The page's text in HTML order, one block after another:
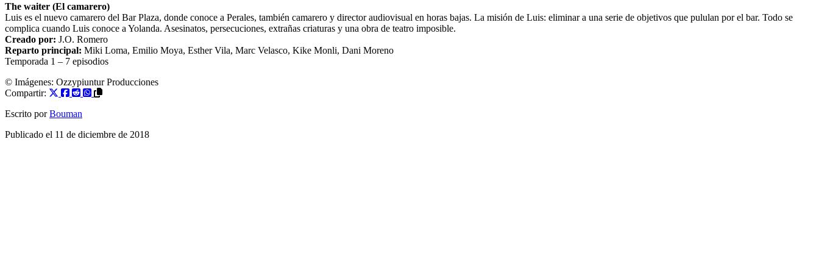
The waiter (El camarero)
Luis es el nuevo camarero del Bar Plaza, donde conoce a Perales, también camarero y director audiovisual en horas bajas. La misión de Luis: eliminar a una serie de objetivos que pululan por el bar. Todo se
complica cuando Luis conoce a Yolanda. Asesinatos, persecuciones, extrañas criaturas y una obra de teatro imposible.
Creado por: J.O. Romero
Reparto principal: Miki Loma, Emilio Moya, Esther Vila, Marc Velasco, Kike Monli, Dani Moreno
Temporada 1 – 7 episodios
© Imágenes: Ozzypiuntur Producciones
Compartir:
Escrito por Bouman
Publicado el 11 de diciembre de 2018